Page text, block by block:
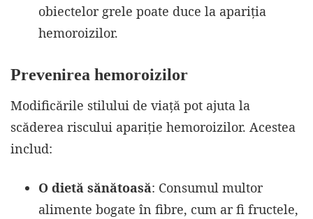
obiectelor grele poate duce la apariția
hemoroizilor.
Prevenirea hemoroizilor
Modificările stilului de viață pot ajuta la
scăderea riscului apariție hemoroizilor. Acestea
includ:
O dietă sănătoasă: Consumul multor
alimente bogate în fibre, cum ar fi fructele,